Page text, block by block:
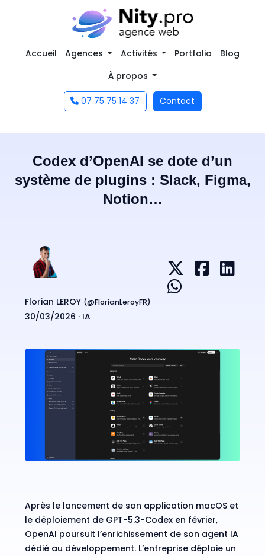
Accueil Agences Activités Portfolio
Blog
À propos
07 75 75 14 37 Contact
Codex d’OpenAI se dote d’un
système de plugins : Slack, Figma,
Notion…
Florian LEROY (@FlorianLeroyFR)
30/03/2026 · IA
Après le lancement de son application macOS et
le déploiement de GPT-5.3-Codex en février,
OpenAI poursuit l’enrichissement de son agent IA
dédié au développement. L’entreprise déploie un